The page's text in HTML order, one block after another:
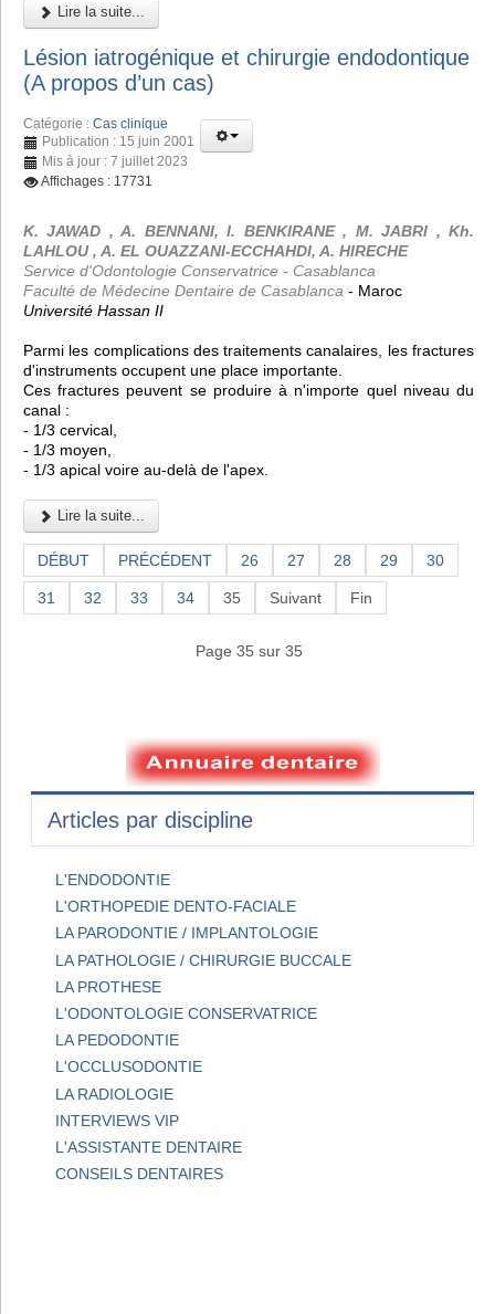
Lire la suite...
Lésion iatrogénique et chirurgie endodontique
(A propos d’un cas)
Catégorie : Cas clinique
Publication : 15 juin 2001
Mis à jour : 7 juillet 2023
Affichages : 17731
K. JAWAD , A. BENNANI, I. BENKIRANE , M. JABRI , Kh.
LAHLOU , A. EL OUAZZANI-ECCHAHDI, A. HIRECHE
Service d'Odontologie Conservatrice - Casablanca
Faculté de Médecine Dentaire de Casablanca - Maroc
Université Hassan II
Parmi les complications des traitements canalaires, les fractures
d'instruments occupent une place importante.
Ces fractures peuvent se produire à n'importe quel niveau du
canal :
- 1/3 cervical,
- 1/3 moyen,
- 1/3 apical voire au-delà de l'apex.
Lire la suite...
DÉBUT PRÉCÉDENT 26 27 28 29 30
31 32 33 34 35 Suivant Fin
Page 35 sur 35
Articles par discipline
L'ENDODONTIE
L'ORTHOPEDIE DENTO-FACIALE
LA PARODONTIE / IMPLANTOLOGIE
LA PATHOLOGIE / CHIRURGIE BUCCALE
LA PROTHESE
L'ODONTOLOGIE CONSERVATRICE
LA PEDODONTIE
L'OCCLUSODONTIE
LA RADIOLOGIE
INTERVIEWS VIP
L'ASSISTANTE DENTAIRE
CONSEILS DENTAIRES